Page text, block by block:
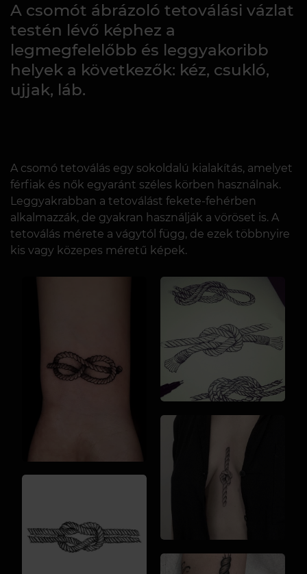
A csomót ábrázoló tetoválási vázlat
testén lévő képhez a
legmegfelelőbb és leggyakoribb
helyek a következők: kéz, csukló,
ujjak, láb.
A csomó tetoválás egy sokoldalú kialakítás, amelyet
férfiak és nők egyaránt széles körben használnak.
Leggyakrabban a tetoválást fekete-fehérben
alkalmazzák, de gyakran használják a vöröset is. A
tetoválás mérete a vágytól függ, de ezek többnyire
kis vagy közepes méretű képek.